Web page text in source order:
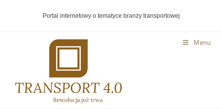
Portal internetowy o tematyce branży transportowej
Menu